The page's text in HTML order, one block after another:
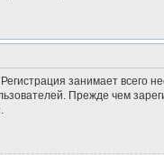
занимает всего
Прежде чем